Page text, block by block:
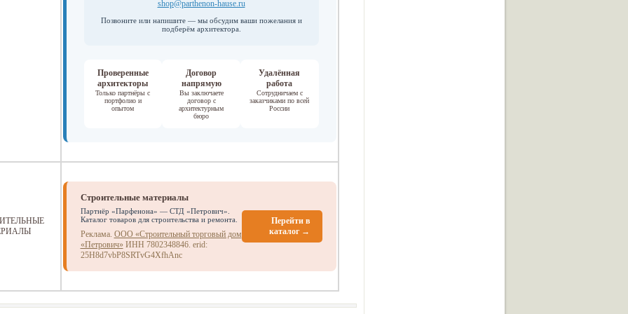
shop@parthenon-hause.ru
Позвоните или напишите — мы обсудим ваши пожелания и
подберём архитектора.
Проверенные
архитекторы
Только партнёры с
портфолио и
опытом
Договор
напрямую
Вы заключаете
договор с
архитектурным
бюро
Удалённая
работа
Сотрудничаем с
заказчиками по всей
России
Строительные материалы
Партнёр «Парфенона» — СТД «Петрович».
Каталог товаров для строительства и ремонта.
Реклама. ООО «Строительный торговый дом
«Петрович» ИНН 7802348846. erid:
25H8d7vbP8SRTvG4XfhAnc
Перейти в
каталог →